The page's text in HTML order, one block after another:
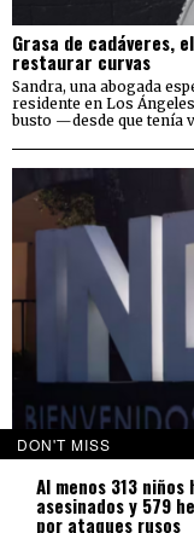
Grasa de cadáveres,
restaurar curvas
Sandra, una abogada
residente en Los
busto —desde que tenía
DON'T MISS
Al menos 313 niños
asesinados y 579
por ataques rusos